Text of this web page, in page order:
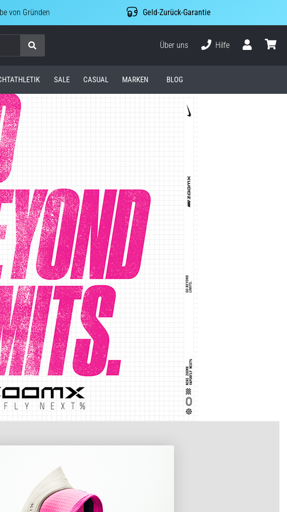
von Gründen Geld-Zurück-Garantie
Suche
Über uns
Hilfe
SALE CASUAL MARKEN BLOG